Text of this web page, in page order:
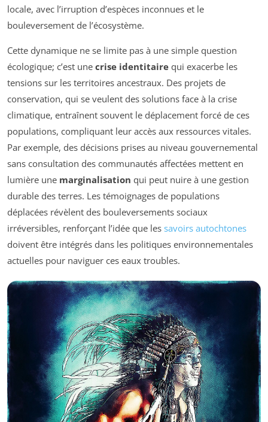
locale, avec l’irruption d’espèces inconnues et le
bouleversement de l’écosystème.
Cette dynamique ne se limite pas à une simple question
écologique; c’est une crise identitaire qui exacerbe les
tensions sur les territoires ancestraux. Des projets de
conservation, qui se veulent des solutions face à la crise
climatique, entraînent souvent le déplacement forcé de ces
populations, compliquant leur accès aux ressources vitales.
Par exemple, des décisions prises au niveau gouvernemental
sans consultation des communautés affectées mettent en
lumière une marginalisation qui peut nuire à une gestion
durable des terres. Les témoignages de populations
déplacées révèlent des bouleversements sociaux
irréversibles, renforçant l’idée que les savoirs autochtones
doivent être intégrés dans les politiques environnementales
actuelles pour naviguer ces eaux troubles.